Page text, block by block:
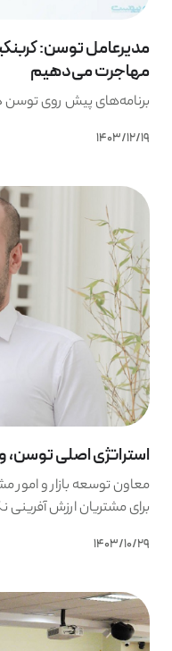
مدیرعامل توسن:
مهاجرت می‌دهیم
برنامه‌های پیش روی توسن در
1403/12/19
استراتژی اصلی توسن،
معاون توسعه بازار و امور
برای مشتریان ارزش آفرینی
1403/10/29